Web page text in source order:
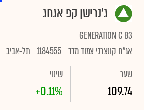
ג'נרישן קפ אגחג
GENERATION C B3
אג"ח קונצרני צמוד מדד 1184555 תל-אביב
שער
109.74
שינוי
+0.11%